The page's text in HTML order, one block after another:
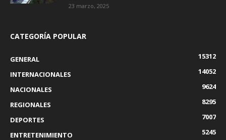
23 marzo, 2025
CATEGORÍA POPULAR
GENERAL
15312
INTERNACIONALES
14052
NACIONALES
9624
REGIONALES
8295
DEPORTES
7007
ENTRETENIMIENTO
5245